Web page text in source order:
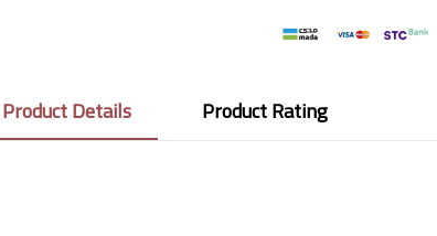
Product Details Product Rating